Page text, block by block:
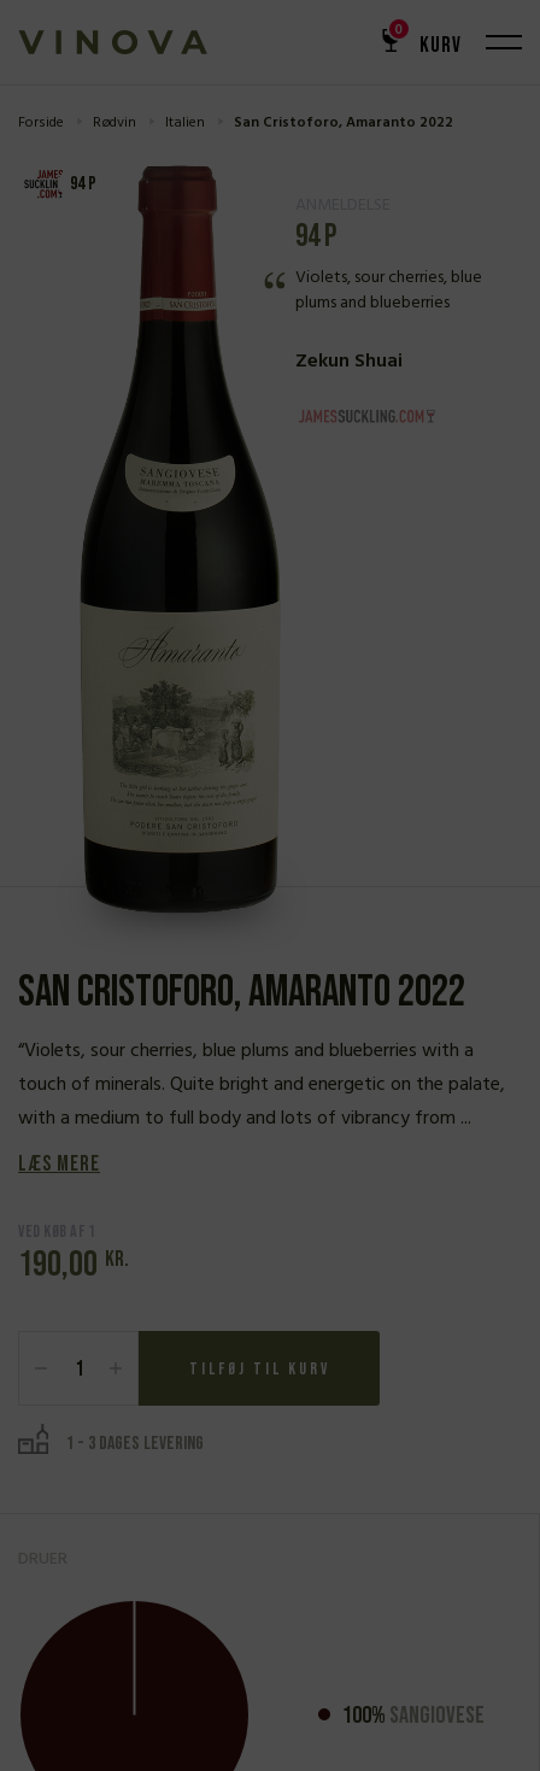
KURV
0
Forside Rødvin Italien San Cristoforo, Amaranto 2022
94 P
94 P
Violets, sour cherries, blue
plums and blueberries
Zekun Shuai
San Cristoforo, Amaranto 2022
“Violets, sour cherries, blue plums and blueberries with a
touch of minerals. Quite bright and energetic on the palate,
with a medium to full body and lots of vibrancy from ...
Læs mere
190,00 kr.
Cristoforo,
antal
Tilføj til kurv
1 - 3 dages levering
100% Sangiovese